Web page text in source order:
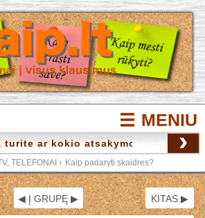
MENIU
›
TELEFONAI › Kaip padaryti skaidres?
KITAS ▶
◀ Į GRUPĘ ▶